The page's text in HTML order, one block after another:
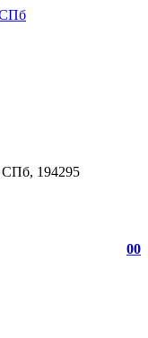
СПб, 194295
00